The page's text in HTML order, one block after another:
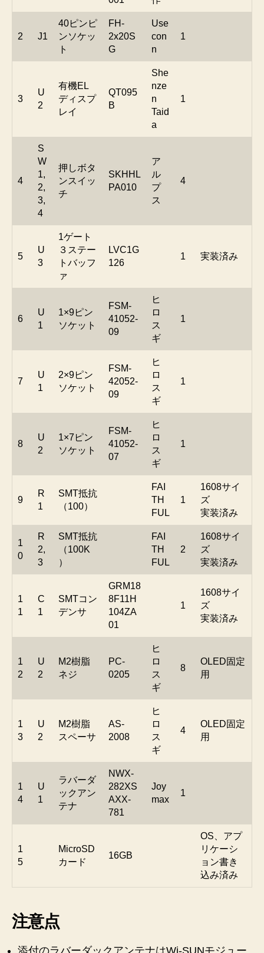
2 J1
40ピンピ
ンソケッ
ト
FH-
2x20S
G
Use
con
n
1
3
U
2
有機EL
ディスプ
レイ
QT095
B
She
nze
n
Taid
a
1
4
S
W
1,
2,
3,
4
押しボタ
ンスイッ
チ
SKHHL
PA010
ア
ル
プ
ス
4
5
U
3
1ゲート
３ステー
トバッフ
ァ
LVC1G
126
1 実装済み
6
U
1
1×9ピン
ソケット
FSM-
41052-
09
ヒ
ロ
ス
ギ
1
7
U
1
2×9ピン
ソケット
FSM-
42052-
09
ヒ
ロ
ス
ギ
1
8
U
2
1×7ピン
ソケット
FSM-
41052-
07
ヒ
ロ
ス
ギ
1
9
R
1
SMT抵抗
（100）
FAI
TH
FUL
1
1608サイ
ズ
実装済み
1
0
R
2,
3
SMT抵抗
（100K
）
FAI
TH
FUL
2
1608サイ
ズ
実装済み
1
1
C
1
SMTコン
デンサ
GRM18
8F11H
104ZA
01
1
1608サイ
ズ
実装済み
1
2
U
2
M2樹脂
ネジ
PC-
0205
ヒ
ロ
ス
ギ
8
OLED固定
用
1
3
U
2
M2樹脂
スペーサ
AS-
2008
ヒ
ロ
ス
ギ
4
OLED固定
用
1
4
U
1
ラバーダ
ックアン
テナ
NWX-
282XS
AXX-
781
Joy
max
1
1
5
MicroSD
カード
16GB
OS、アプ
リケーシ
ョン書き
込み済み
注意点